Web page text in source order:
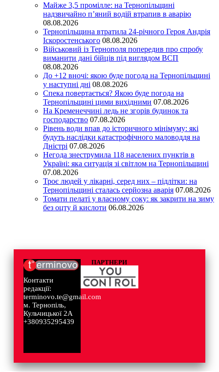
Майже 3,5 промілле: на Тернопільщині
надзвичайно п’яний водій втрапив в аварію
08.08.2026
Тернопільщина втратила 24-річного Героя Андрія
Іскоростенського 08.08.2026
Військовий із Тернополя попередив про спробу
виманити дані бійців під виглядом ВСП
08.08.2026
До +12 вночі: якою буде погода на Тернопільщині
у наступні дні 08.08.2026
Спека повертається? Якою буде погода на
Тернопільщині цими вихідними 07.08.2026
На Кременеччині ледь не згорів будинок та
господарство 07.08.2026
Рівень води впав до історичного мінімуму: які
будуть наслідки катастрофічного маловоддя на
Дністрі 07.08.2026
Негода знеструмила 118 населених пунктів в
Україні: яка ситуація зі світлом на Тернопільщині
07.08.2026
Троє людей у лікарні, серед них – підлітки: на
Тернопільщині сталась серйозна аварія 07.08.2026
Томати пелаті у власному соку: як закрити на зиму
без оцту й кислоти 06.08.2026
Контакти
редакції:
terminovo.te@gmail.com
м. Тернопіль,
Кульчицької 2А
+380935295439
ПАРТНЕРИ